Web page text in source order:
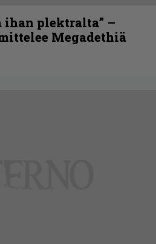
plektralta” –
Megadethiä